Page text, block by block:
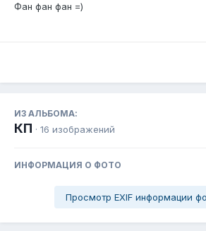
Фан фан фан =)
ИЗ АЛЬБОМА:
КП · 16 изображений
ИНФОРМАЦИЯ О ФОТО
Просмотр EXIF информации